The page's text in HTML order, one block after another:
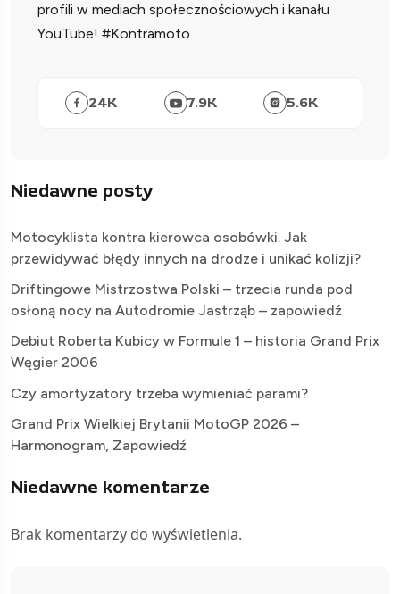
profili w mediach społecznościowych i kanału
YouTube! #Kontramoto
24K 7.9K 5.6K
Niedawne posty
Motocyklista kontra kierowca osobówki. Jak
przewidywać błędy innych na drodze i unikać kolizji?
Driftingowe Mistrzostwa Polski – trzecia runda pod
osłoną nocy na Autodromie Jastrząb – zapowiedź
Debiut Roberta Kubicy w Formule 1 – historia Grand Prix
Węgier 2006
Czy amortyzatory trzeba wymieniać parami?
Grand Prix Wielkiej Brytanii MotoGP 2026 –
Harmonogram, Zapowiedź
Niedawne komentarze
Brak komentarzy do wyświetlenia.